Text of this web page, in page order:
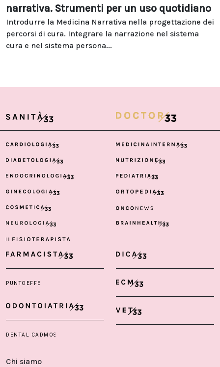
narrativa. Strumenti per un uso quotidiano
Introdurre la Medicina Narrativa nella progettazione dei
percorsi di cura. Integrare la narrazione nel sistema
cura e nel sistema persona...
Chi siamo